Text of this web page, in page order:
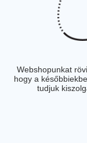
Webshopunkat
hogy a
tudjuk